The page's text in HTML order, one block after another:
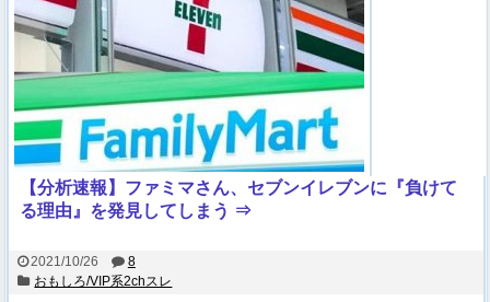
【分析速報】ファミマさん、セブンイレブンに『負けて
る理由』を発見してしまう ⇒
2021/10/26
8
おもしろ/VIP系2chスレ